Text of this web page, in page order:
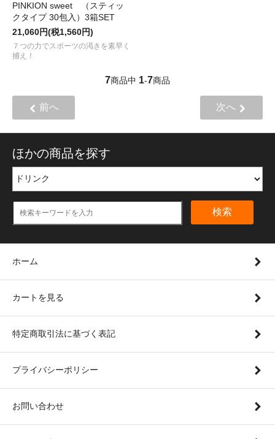
PINKION sweet （スティッ
クタイプ 30包入）3箱SET
21,060円(税1,560円)
７つの力でスポーツの渇きを素早く
捕え！
7商品中 1-7商品
前へ 次へ
ほかの商品を探す
検索
ホーム
カートを見る
特定商取引法に基づく表記
プライバシーポリシー
お問い合わせ